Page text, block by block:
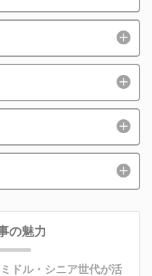
の魅力
ドル・シニア世代が活